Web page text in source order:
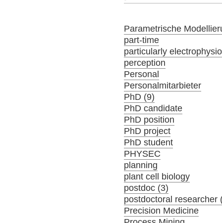
Parametrische
part-time
particularly
perception
Personal
Personalmitarbieter
PhD (9)
PhD candidate
PhD position
PhD project
PhD student
PHYSEC
planning
plant cell biology
postdoc (3)
postdoctoral researcher
Precision Medicine